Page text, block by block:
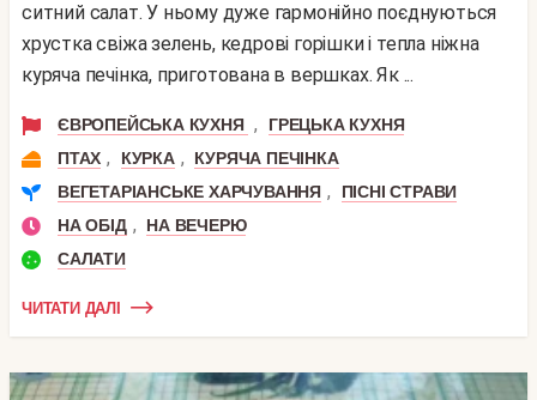
ситний салат. У ньому дуже гармонійно поєднуються
хрустка свіжа зелень, кедрові горішки і тепла ніжна
куряча печінка, приготована в вершках. Як ...
ЄВРОПЕЙСЬКА КУХНЯ ,
ГРЕЦЬКА КУХНЯ
ПТАХ , КУРКА ,
КУРЯЧА ПЕЧІНКА
ВЕГЕТАРІАНСЬКЕ ХАРЧУВАННЯ ,
ПІСНІ СТРАВИ
НА ОБІД ,
НА ВЕЧЕРЮ
САЛАТИ
ЧИТАТИ ДАЛІ